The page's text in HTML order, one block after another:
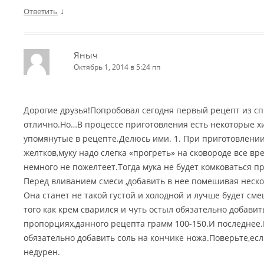
Ответить ↓
Яныч
Октябрь 1, 2014 в 5:24 пп
Дорогие друзья!Попробовал сегодня первый рецепт из
отлично.Но…В процессе приготовления есть некоторые
упомянутые в рецепте.Делюсь ими. 1. При
желтков,муку надо слегка «прогреть» на сковороде все
немного не пожелтеет.Тогда мука не будет комковаться
Перед вливанием смеси ,добавить в нее помешивая
Она станет не такой густой и холодной и лучше будет
того как крем сварился и чуть остыл обязательно
пропорциях,данного рецепта грамм 100-150.И
обязательно добавить соль на кончике
недурен.